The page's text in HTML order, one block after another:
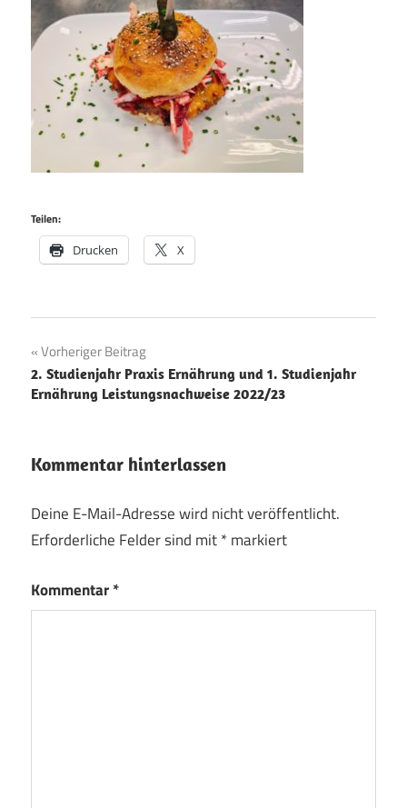
Teilen:
Drucken X
Beitragsnavigation
Vorheriger Beitrag
2. Studienjahr Praxis Ernährung und 1. Studienjahr
Ernährung Leistungsnachweise 2022/23
Kommentar hinterlassen
Deine E-Mail-Adresse wird nicht veröffentlicht.
Erforderliche Felder sind mit*markiert
Kommentar*